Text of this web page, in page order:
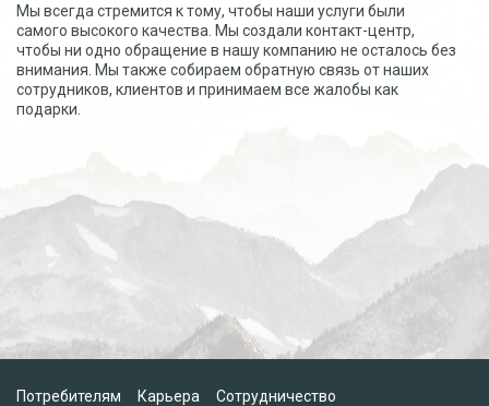
Мы всегда стремится к тому, чтобы наши услуги были
самого высокого качества. Мы создали контакт-центр,
чтобы ни одно обращение в нашу компанию не осталось без
внимания. Мы также собираем обратную связь от наших
сотрудников, клиентов и принимаем все жалобы как
подарки.
Потребителям Карьера Сотрудничество